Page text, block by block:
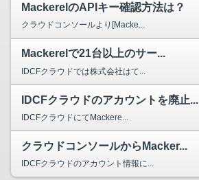
MackerelのAPIキー確認方法は？
クラウドコンソールより[Macke...
Mackerelで21台以上のサー...
IDCFクラウドでは株式会社はて...
IDCFクラウドのアカウントを廃止...
IDCFクラウドにてMackere...
クラウドコンソールからMacker...
IDCFクラウドのアカウント情報に...